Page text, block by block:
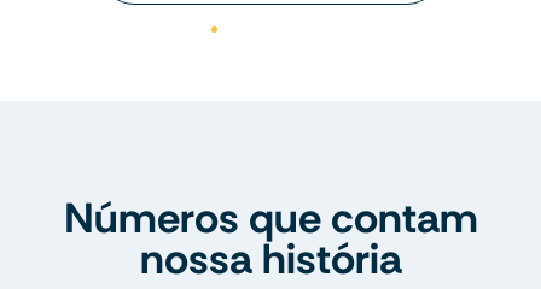
Números que contam
nossa história